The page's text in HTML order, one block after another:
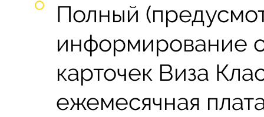
Полный
информирование
карточек Виза
ежемесячная